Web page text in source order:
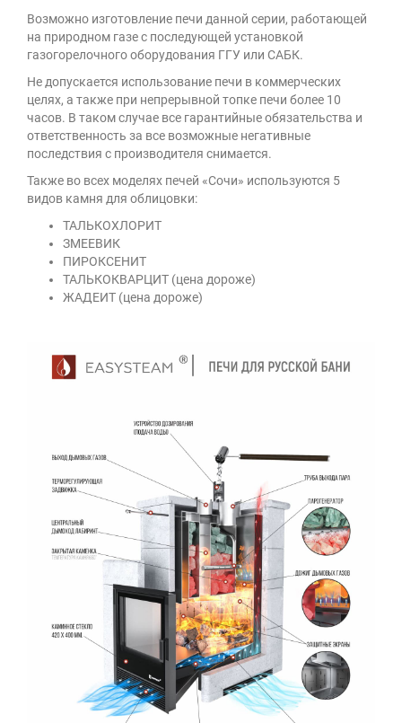
Возможно изготовление печи данной серии, работающей
на природном газе с последующей установкой
газогорелочного оборудования ГГУ или САБК.
Не допускается использование печи в коммерческих
целях, а также при непрерывной топке печи более 10
часов. В таком случае все гарантийные обязательства и
ответственность за все возможные негативные
последствия с производителя снимается.
Также во всех моделях печей «Сочи» используются 5
видов камня для облицовки:
ТАЛЬКОХЛОРИТ
ЗМЕЕВИК
ПИРОКСЕНИТ
ТАЛЬКОКВАРЦИТ (цена дороже)
ЖАДЕИТ (цена дороже)